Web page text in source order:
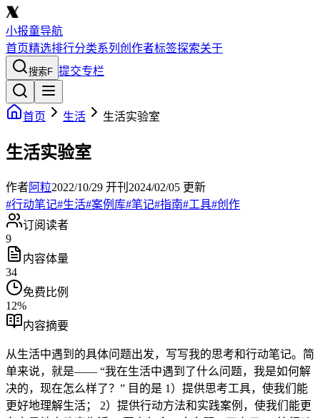
小报童导航
首页精选排行分类系列 创作者标签探索关于
搜索F 提交专栏
首页 生活 生活实验室
生活实验室
作者阿粒2022/10/29 开刊 2024/02/05 更新
#行动笔记#生活#案例库#笔记#指南#工具#创作
订阅读者
9
内容体量
34
免费比例
12%
内容摘要
从生活中遇到的具体问题出发，写写我的思考和行动笔记。简
单来说，就是—— “我在生活中遇到了什么问题，我是如何解
决的，现在怎么样了？” 目的是 1）提供思考工具，使我们能
更好地理解生活； 2）提供行动方法和实践案例，使我们能更